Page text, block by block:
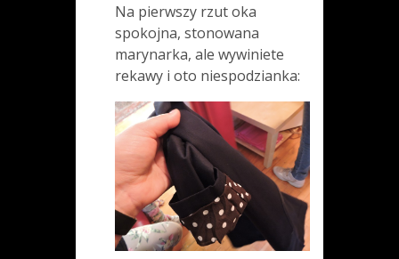
Na pierwszy rzut oka
spokojna, stonowana
marynarka, ale wywiniete
rekawy i oto niespodzianka: